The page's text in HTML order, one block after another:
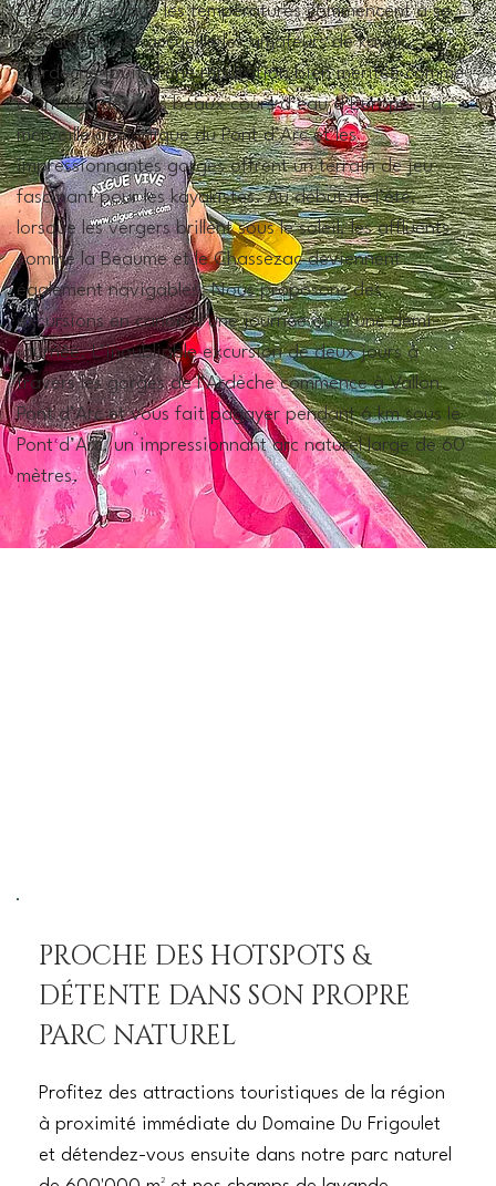
Dès avril, lorsque les températures commencent à se
réchauffer, elle accueille les amateurs de kayak.
L’Ardèche jouit d’une réputation bien méritée comme
étant l’un des plus beaux cours d’eau d’Europe. La
merveille géologique du Pont d’Arc et les
impressionnantes gorges offrent un terrain de jeu
fascinant pour les kayakistes. Au début de l’été,
lorsque les vergers brillent sous le soleil, les affluents
comme la Beaume et le Chassezac deviennent
également navigables. Nous proposons des
excursions en canoë d’une journée ou d’une demi-
journée. L’inoubliable excursion de deux jours à
travers les gorges de l’Ardèche commence à Vallon
Pont d’Arc et vous fait pagayer pendant 6 km sous le
Pont d’Arc, un impressionnant arc naturel large de 60
mètres.
PROCHE DES HOTSPOTS &
DÉTENTE DANS SON PROPRE
PARC NATUREL
Profitez des attractions touristiques de la région
à proximité immédiate du Domaine Du Frigoulet
et détendez-vous ensuite dans notre parc naturel